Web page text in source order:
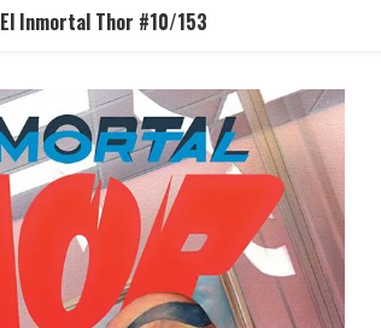
El Inmortal Thor #10/153